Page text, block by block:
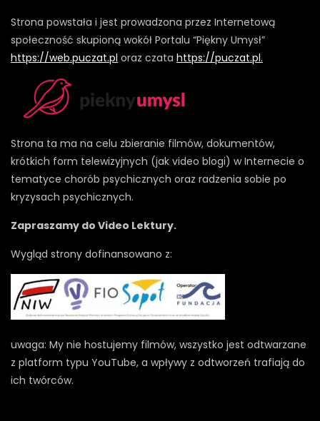
Strona powstała i jest prowadzona przez Internetową
społeczność skupioną wokół Portalu “Piękny Umysł”
https://web.puczat.pl oraz czata https://puczat.pl.
Strona ta ma na celu zbieranie filmów, dokumentów,
krótkich form telewizyjnych (jak video blogi) w Internecie o
tematyce chorób psychicznych oraz radzenia sobie po
kryzysach psychicznych.
Zapraszamy do Video Lektury.
Wygląd strony dofinansowano z:
uwaga: My nie hostujemy filmów, wszystko jest odtwarzane
z platform typu YouTube, a wpływy z odtworzeń trafiają do
ich twórców.